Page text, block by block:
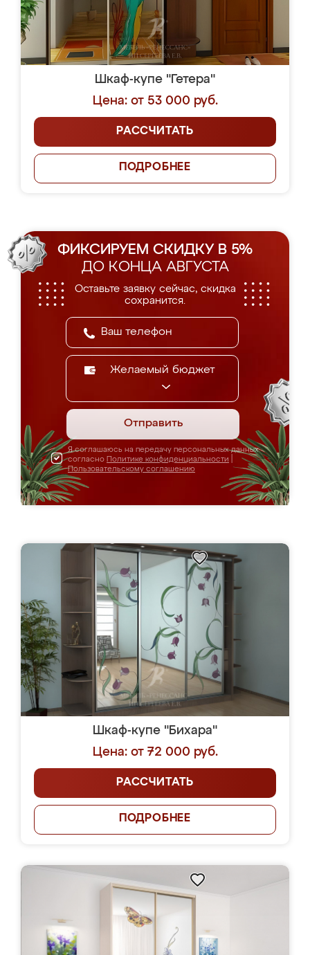
Шкаф-купе "Гетера"
Цена: от 53 000 руб.
РАССЧИТАТЬ
ПОДРОБНЕЕ
ФИКСИРУЕМ СКИДКУ В 5%
ДО КОНЦА АВГУСТА
Оставьте заявку сейчас, скидка
сохранится.
Желаемый бюджет
Отправить
Я соглашаюсь на передачу персональных данных
согласно Политике конфиденциальности
Пользовательскому соглашению
Шкаф-купе "Бихара"
Цена: от 72 000 руб.
РАССЧИТАТЬ
ПОДРОБНЕЕ